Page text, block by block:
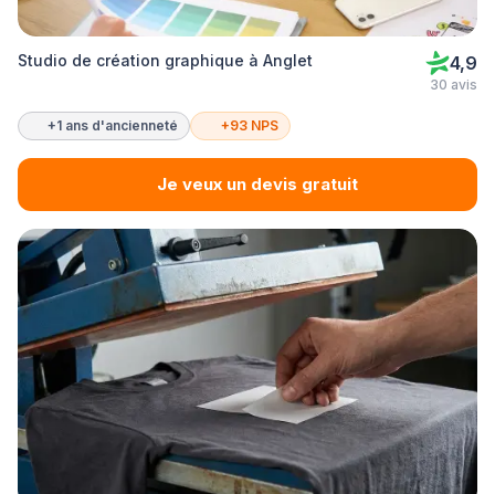
Studio de création graphique à Anglet 4,9
30 avis
+1 ans d'ancienneté +93 NPS
Je veux un devis gratuit